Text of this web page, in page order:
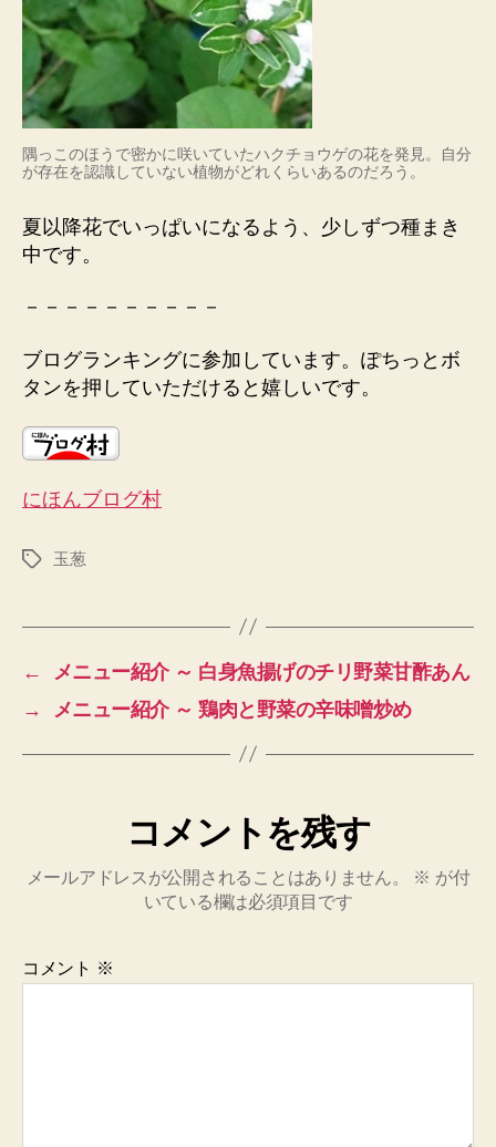
隅っこのほうで密かに咲いていたハクチョウゲの花を発見。自分
が存在を認識していない植物がどれくらいあるのだろう。
夏以降花でいっぱいになるよう、少しずつ種まき
中です。
－－－－－－－－－－
ブログランキングに参加しています。ぽちっとボ
タンを押していただけると嬉しいです。
にほんブログ村
タ
玉葱
←
メニュー紹介 ～ 白身魚揚げのチリ野菜甘酢あん
→
メニュー紹介 ～ 鶏肉と野菜の辛味噌炒め
コメントを残す
メールアドレスが公開されることはありません。 ※ が付
いている欄は必須項目です
コメント ※